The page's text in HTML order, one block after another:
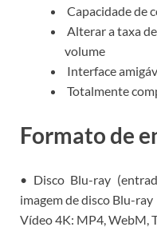
Capacidade de
Alterar a taxa
volume
Interface
Totalmente
Formato de
• Disco Blu-ray
imagem de disco Blu-ray
Vídeo 4K: MP4, WebM,